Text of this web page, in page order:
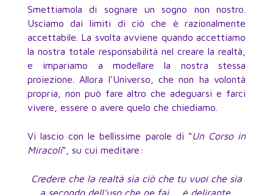
Smettiamola di sognare un sogno non nostro.
Usciamo dai limiti di ciò che è razionalmente
accettabile. La svolta avviene quando accettiamo
la nostra totale responsabilità nel creare la realtà,
e impariamo a modellare la nostra stessa
proiezione. Allora l’Universo, che non ha volontà
propria, non può fare altro che adeguarsi e farci
vivere, essere o avere quelo che chiediamo.
Vi lascio con le bellissime parole di “Un Corso in
Miracoli“, su cui meditare:
Credere che la realtà sia ciò che tu vuoi che sia
a secondo dell’uso che ne fai … è delirante.